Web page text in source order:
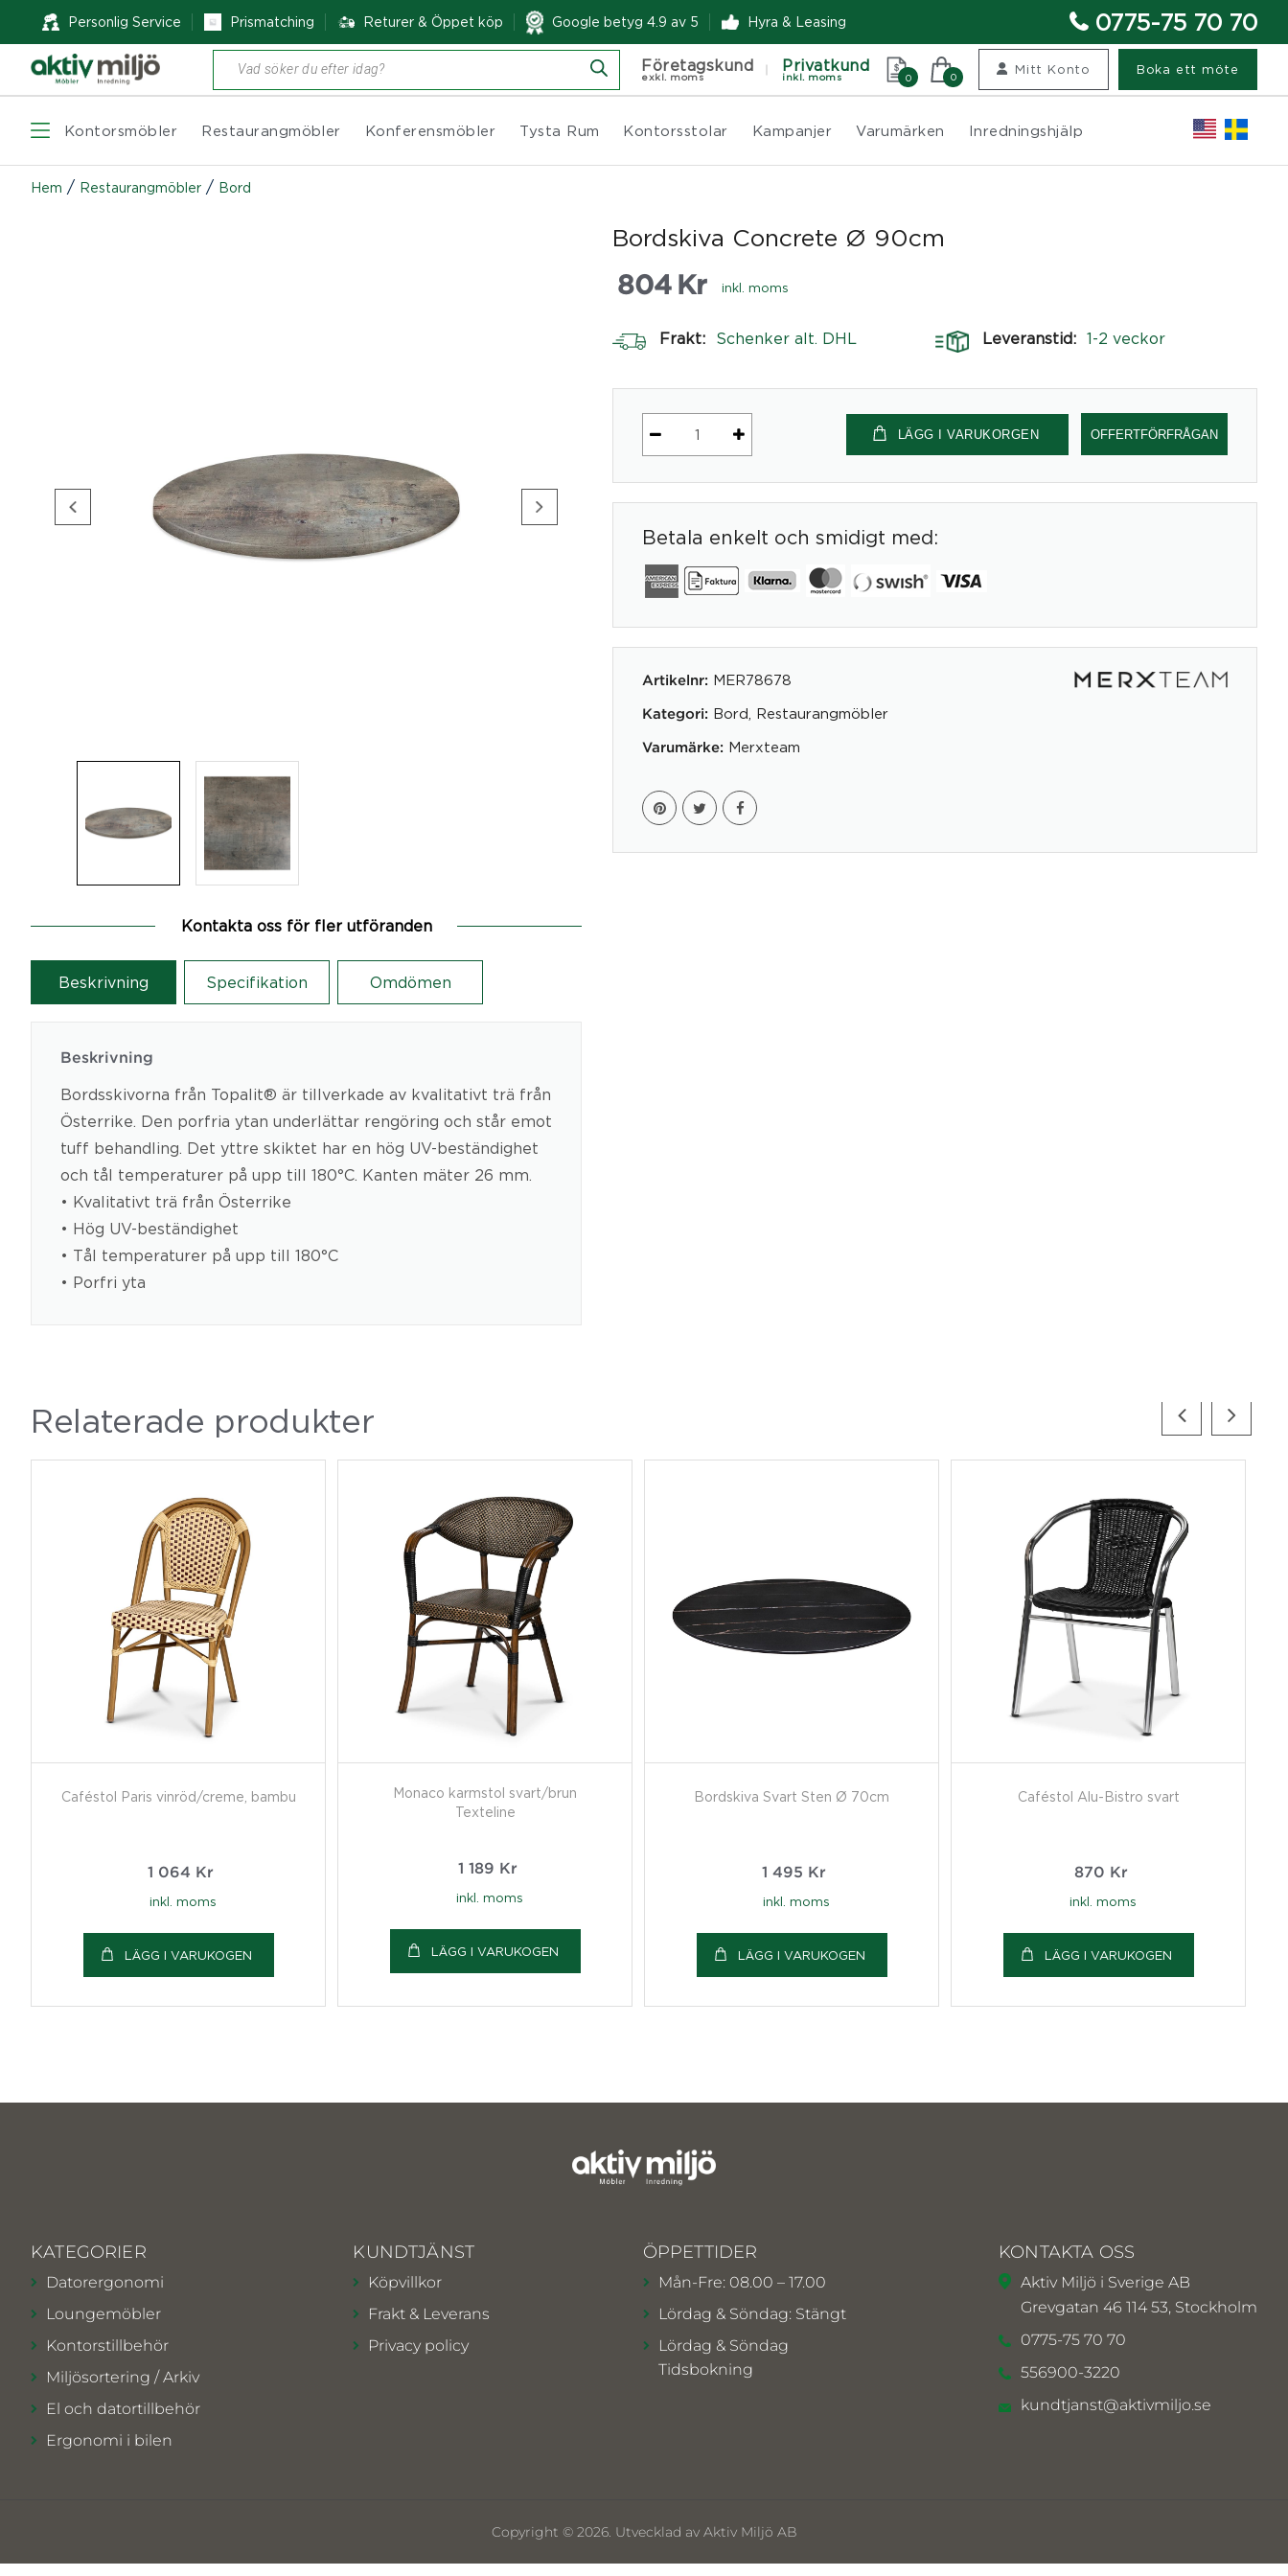
Personlig Service Prismatching Returer & Öppet köp Google betyg 4.9 av 5 Hyra & Leasing 0775-75 70 70
Produktsökning Företagskund
exkl. moms
Privatkund
inkl. moms 0 0
Mitt Konto Boka ett möte
Kontorsmöbler Restaurangmöbler Konferensmöbler Tysta Rum Kontorsstolar Kampanjer Varumärken Inredningshjälp
Hem / Restaurangmöbler / Bord
Kontakta oss för fler utföranden
Beskrivning Specifikation Omdömen
Beskrivning
Bordsskivorna från Topalit® är tillverkade av kvalitativt trä från
Österrike. Den porfria ytan underlättar rengöring och står emot
tuff behandling. Det yttre skiktet har en hög UV-beständighet
och tål temperaturer på upp till 180°C. Kanten mäter 26 mm.
• Kvalitativt trä från Österrike
• Hög UV-beständighet
• Tål temperaturer på upp till 180°C
• Porfri yta
Bordskiva Concrete Ø 90cm
804 Kr inkl. moms
Frakt: Schenker alt. DHL Leveranstid: 1-2 veckor
Bordskiva
mängd
LÄGG I VARUKORGEN OFFERTFÖRFRÅGAN
Betala enkelt och smidigt med:
Artikelnr: MER78678
Kategori: Bord Restaurangmöbler
Varumärke: Merxteam
Relaterade produkter
Caféstol Paris vinröd/creme, bambu
1 064 Kr
inkl. moms
LÄGG I VARUKOGEN
Monaco karmstol svart/brun
Texteline
1 189 Kr
inkl. moms
LÄGG I VARUKOGEN
Bordskiva Svart Sten Ø 70cm
1 495 Kr
inkl. moms
LÄGG I VARUKOGEN
Caféstol Alu-Bistro svart
870 Kr
inkl. moms
LÄGG I VARUKOGEN
KATEGORIER
Datorergonomi
Loungemöbler
Kontorstillbehör
Miljösortering / Arkiv
El och datortillbehör
Ergonomi i bilen
KUNDTJÄNST
Köpvillkor
Frakt & Leverans
Privacy policy
ÖPPETTIDER
Mån-Fre: 08.00 – 17.00
Lördag & Söndag: Stängt
Lördag & Söndag
Tidsbokning
KONTAKTA OSS
Aktiv Miljö i Sverige AB
Grevgatan 46 114 53, Stockholm
0775-75 70 70
556900-3220
kundtjanst@aktivmiljo.se
Copyright © 2026. Utvecklad av Aktiv Miljö AB